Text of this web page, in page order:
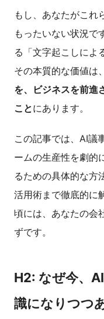
もし、あなたがこれ
もったいない状況で
る「文字起こしによ
その本質的な価値は、
を、ビジネスを前進
ことにあります。
この記事では、AI議
ームの生産性を劇的
るための具体的な方
活用術まで徹底的に
頃には、あなたの会
ずです。
H2: なぜ今、
識になりつつ